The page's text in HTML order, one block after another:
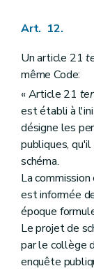
Art. 12.
Un article 21
même Code:
« Article 21 ter
est établi à
désigne les
publiques,
schéma.
La
est informée
époque
Le projet de
par le collège
enquête